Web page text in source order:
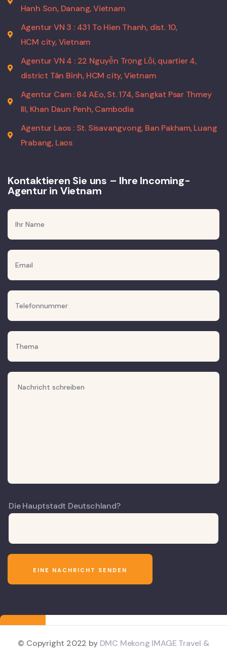
Hanh Son, Danang, Vietnam
Agentur VN 3 : 431 To Hien Thanh, dist. 10,
HCM city, Vietnam
Agentur VN 4 : 22 Nguyễn Trọng Lội, quartier 4,
district Tân Bình, HCM city, Vietnam
Agentur Cam : 84 AEo, St. 174, Sangkat Psar Thmey
III, Khan Daun Penh, Cambodia
Agentur Laos : St. Sisavangvong, Ban Pakham, Luang
Prabang, Laos
Kontaktieren Sie uns – Ihre Incoming-
Agentur in Vietnam
Die Hauptstadt Deutschland?
© Copyright 2022 by DMC Mekong IMAGE Travel &